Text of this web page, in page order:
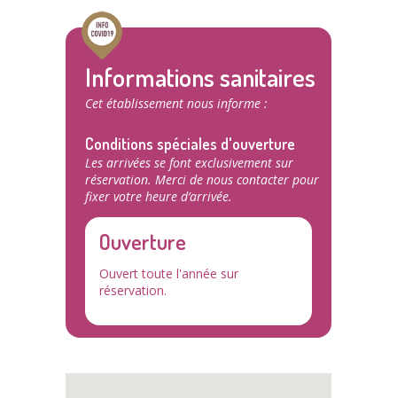
Informations sanitaires
Cet établissement nous informe :
Conditions spéciales d'ouverture
Les arrivées se font exclusivement sur
réservation. Merci de nous contacter pour
fixer votre heure d’arrivée.
Ouverture
Ouvert toute l'année sur
réservation.